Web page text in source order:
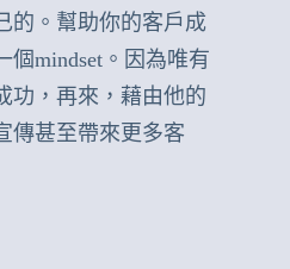
的。幫助你的客戶成
個mindset。因為唯有
功，再來，藉由他的
傳甚至帶來更多客